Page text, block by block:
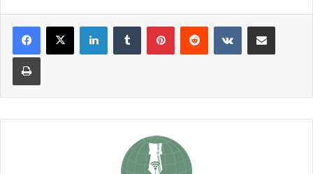
LinkedInTumblr PinterestReddit VKontakteShare via Email
Print